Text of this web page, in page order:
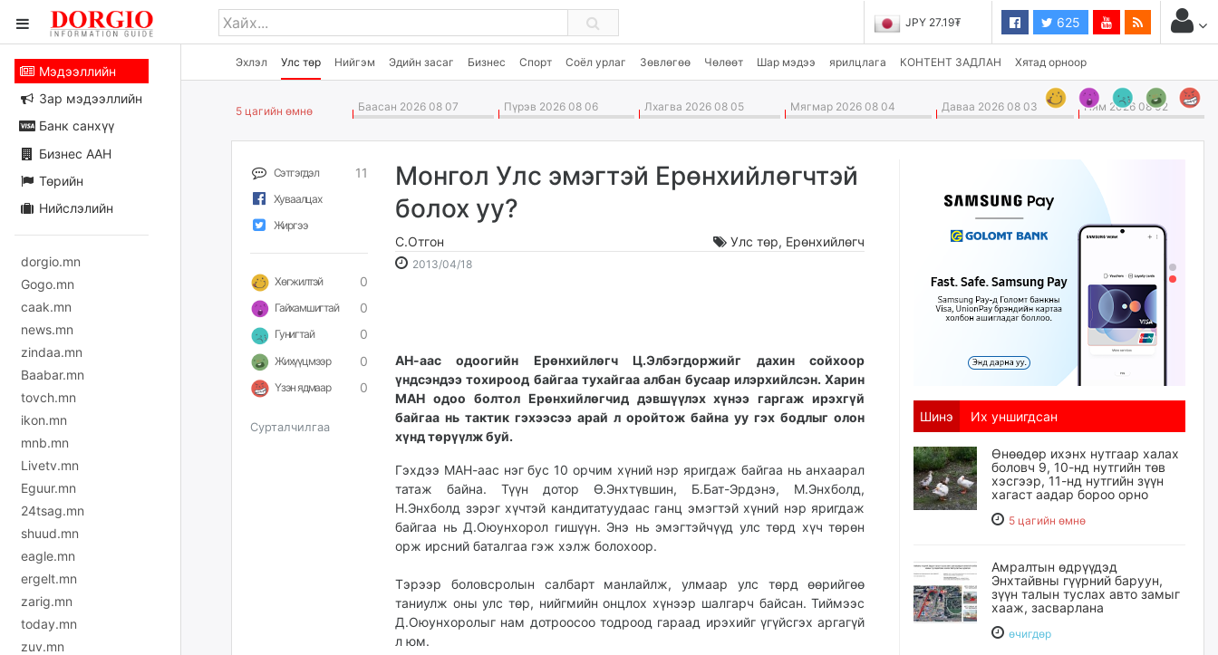
JPY 27.19₮ 625
Эхлэл Улс төр Нийгэм Эдийн засаг Бизнес Спорт Соёл урлаг Зөвлөгөө Чөлөөт Шар мэдээ ярилцлага КОНТЕНТ ЗАДЛАН Хятад орноор
Мэдээллийн
Зар мэдээллийн
Банк санхүү
Бизнес ААН
Төрийн
Нийслэлийн
dorgio.mn
Gogo.mn
caak.mn
news.mn
zindaa.mn
Baabar.mn
tovch.mn
ikon.mn
mnb.mn
Livetv.mn
Eguur.mn
24tsag.mn
shuud.mn
eagle.mn
ergelt.mn
zarig.mn
today.mn
zuv.mn
5 цагийн өмнө Баасан 2026 08 07 Пүрэв 2026 08 06 Лхагва 2026 08 05 Мягмар 2026 08 04 Даваа 2026 08 03 Ням 2026 08 02
Сэтгэгдэл 11
Хуваалцах
Жиргээ
Хөгжилтэй 0
Гайхамшигтай 0
Гунигтай 0
Жихүүцмээр 0
Үзэн ядмаар 0
Сурталчилгаа
Монгол Улс эмэгтэй Ерөнхийлөгчтэй
болох уу?
С.Отгон Улс төр, Ерөнхийлөгч
2013/04/182013-
2026-
АН-аас одоогийн Ерөнхийлөгч Ц.Элбэгдоржийг дахин сойхоор
үндсэндээ тохироод байгаа тухайгаа албан бусаар илэрхийлсэн. Харин
МАН одоо болтол Ерөнхийлөгчид дэвшүүлэх хүнээ гаргаж ирэхгүй
байгаа нь тактик гэхээсээ арай л оройтож байна уу гэх бодлыг олон
хүнд төрүүлж буй.
Гэхдээ МАН-аас нэг бус 10 орчим хүний нэр яригдаж байгаа нь анхаарал
татаж байна. Түүн дотор Ө.Энхтүвшин, Б.Бат-Эрдэнэ, М.Энхболд,
Н.Энхболд зэрэг хүчтэй кандитатуудаас ганц эмэгтэй хүний нэр яригдаж
байгаа нь Д.Оюунхорол гишүүн. Энэ нь эмэгтэйчүүд улс төрд хүч төрөн
орж ирсний баталгаа гэж хэлж болохоор.
Тэрээр боловсролын салбарт манлайлж, улмаар улс төрд өөрийгөө
таниулж оны улс төр, нийгмийн онцлох хүнээр шалгарч байсан. Тиймээс
Д.Оюунхоролыг нам дотроосоо тодроод гараад ирэхийг үгүйсгэх аргагүй
л юм.
Шинэ Их уншигдсан
Өнөөдөр ихэнх нутгаар халах
боловч 9, 10-нд нутгийн төв
хэсгээр, 11-нд нутгийн зүүн
хагаст аадар бороо орно
5 цагийн өмнө
Амралтын өдрүүдэд
Энхтайвны гүүрний баруун,
зүүн талын туслах авто замыг
хааж, засварлана
өчигдѳр